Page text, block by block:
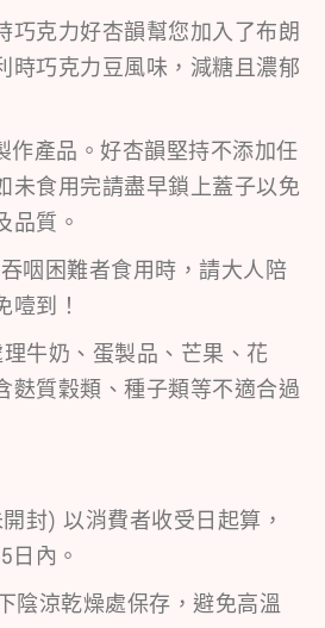
巧克力好杏韻幫您加入了布朗
時巧克力豆風味，減糖且濃郁
作產品。好杏韻堅持不添加任
未食用完請盡早鎖上蓋子以免
品質。
咽困難者食用時，請大人陪
噎到！
牛奶、蛋製品、芒果、花
麩質穀類、種子類等不適合過
封) 以消費者收受日起算，
日內。
陰涼乾燥處保存，避免高溫